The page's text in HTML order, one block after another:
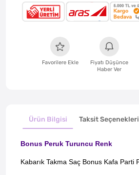
Favorilere Ekle
Fiyatı Düşünce
Haber Ver
Ürün Bilgisi Taksit Seçenekleri
Bonus Peruk Turuncu Renk
Kabarık Takma Saç Bonus Kafa Parti